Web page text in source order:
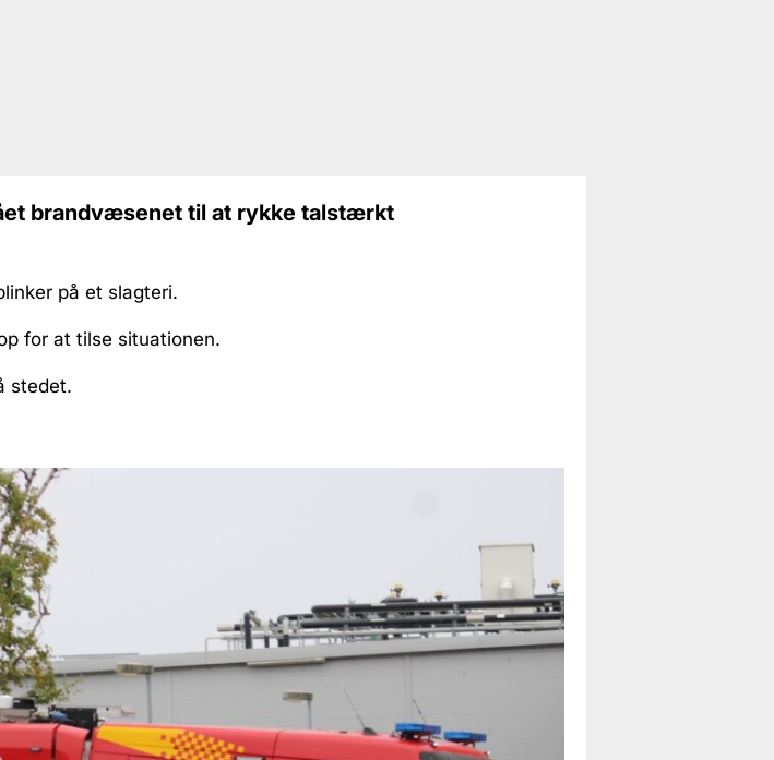
brandvæsenet til at rykke talstærkt
på et slagteri.
for at tilse situationen.
stedet.